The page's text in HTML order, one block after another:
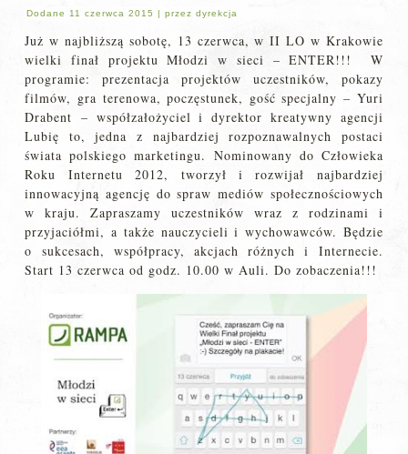
Dodane 11 czerwca 2015 |przez dyrekcja
Już w najbliższą sobotę, 13 czerwca, w II LO w Krakowie
wielki finał projektu Młodzi w sieci – ENTER!!! W
programie: prezentacja projektów uczestników, pokazy
filmów, gra terenowa, poczęstunek, gość specjalny – Yuri
Drabent – współzałożyciel i dyrektor kreatywny agencji
Lubię to, jedna z najbardziej rozpoznawalnych postaci
świata polskiego marketingu. Nominowany do Człowieka
Roku Internetu 2012, tworzył i rozwijał najbardziej
innowacyjną agencję do spraw mediów społecznościowych
w kraju. Zapraszamy uczestników wraz z rodzinami i
przyjaciółmi, a także nauczycieli i wychowawców. Będzie
o sukcesach, współpracy, akcjach różnych i Internecie.
Start 13 czerwca od godz. 10.00 w Auli. Do zobaczenia!!!